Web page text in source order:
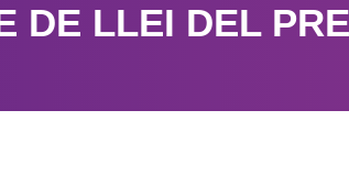
DE LLEI DEL